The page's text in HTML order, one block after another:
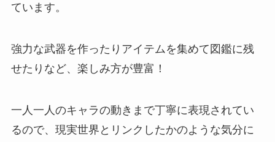
ています。
強力な武器を作ったりアイテムを集めて図鑑に残
せたりなど、楽しみ方が豊富！
一人一人のキャラの動きまで丁寧に表現されてい
るので、現実世界とリンクしたかのような気分に